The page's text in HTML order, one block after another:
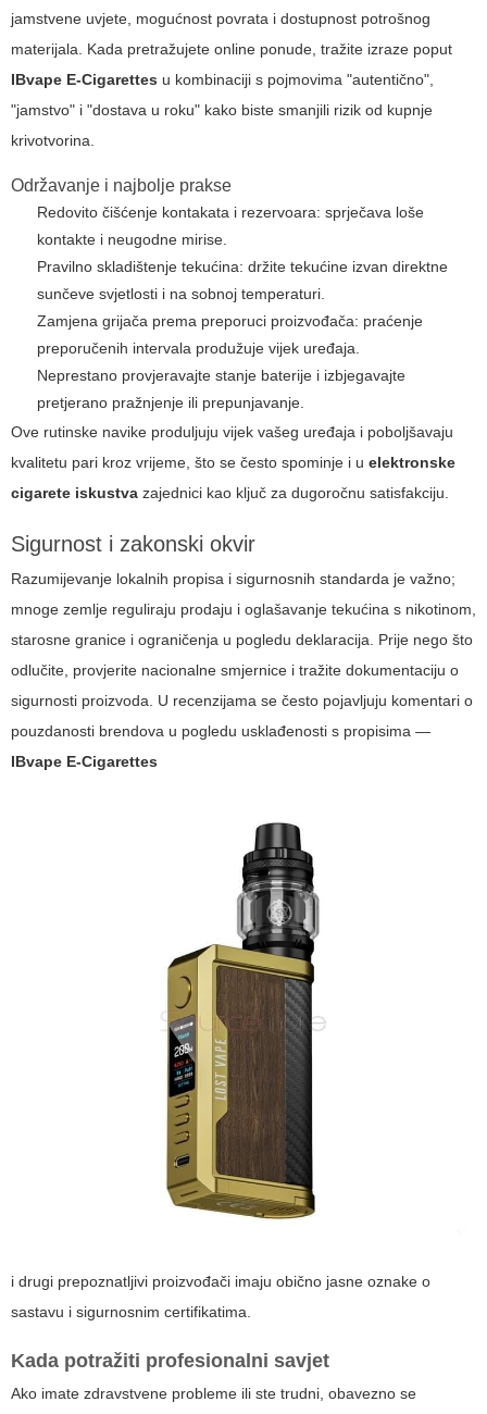
jamstvene uvjete, mogućnost povrata i dostupnost potrošnog
materijala. Kada pretražujete online ponude, tražite izraze poput
IBvape E-Cigarettes u kombinaciji s pojmovima "autentično",
"jamstvo" i "dostava u roku" kako biste smanjili rizik od kupnje
krivotvorina.
Održavanje i najbolje prakse
Redovito čišćenje kontakata i rezervoara: sprječava loše
kontakte i neugodne mirise.
Pravilno skladištenje tekućina: držite tekućine izvan direktne
sunčeve svjetlosti i na sobnoj temperaturi.
Zamjena grijača prema preporuci proizvođača: praćenje
preporučenih intervala produžuje vijek uređaja.
Neprestano provjeravajte stanje baterije i izbjegavajte
pretjerano pražnjenje ili prepunjavanje.
Ove rutinske navike produljuju vijek vašeg uređaja i poboljšavaju
kvalitetu pari kroz vrijeme, što se često spominje i u elektronske
cigarete iskustva zajednici kao ključ za dugoročnu satisfakciju.
Sigurnost i zakonski okvir
Razumijevanje lokalnih propisa i sigurnosnih standarda je važno;
mnoge zemlje reguliraju prodaju i oglašavanje tekućina s nikotinom,
starosne granice i ograničenja u pogledu deklaracija. Prije nego što
odlučite, provjerite nacionalne smjernice i tražite dokumentaciju o
sigurnosti proizvoda. U recenzijama se često pojavljuju komentari o
pouzdanosti brendova u pogledu usklađenosti s propisima —
IBvape E-Cigarettes
i drugi prepoznatljivi proizvođači imaju obično jasne oznake o
sastavu i sigurnosnim certifikatima.
Kada potražiti profesionalni savjet
Ako imate zdravstvene probleme ili ste trudni, obavezno se